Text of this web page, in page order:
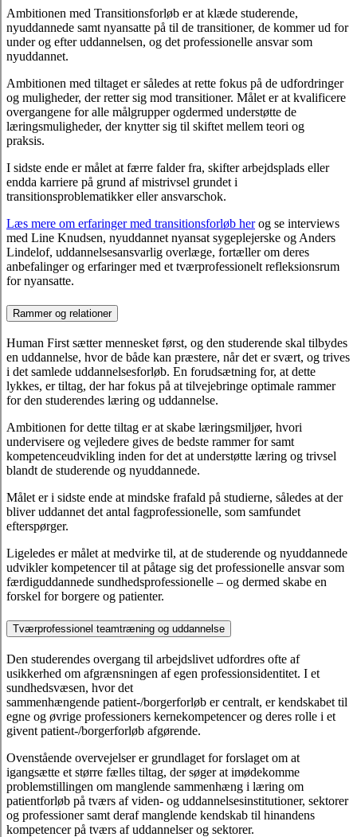
Ambitionen med Transitionsforløb er at klæde studerende,
nyuddannede samt nyansatte på til de transitioner, de kommer ud for
under og efter uddannelsen, og det professionelle ansvar som
nyuddannet.
Ambitionen med tiltaget er således at rette fokus på de udfordringer
og muligheder, der retter sig mod transitioner. Målet er at kvalificere
overgangene for alle målgrupper ogdermed understøtte de
læringsmuligheder, der knytter sig til skiftet mellem teori og
praksis.
I sidste ende er målet at færre falder fra, skifter arbejdsplads eller
endda karriere på grund af mistrivsel grundet i
transitionsproblematikker eller ansvarschok.
Læs mere om erfaringer med transitionsforløb herog se interviews
med Line Knudsen, nyuddannet nyansat sygeplejerske og Anders
Lindelof, uddannelsesansvarlig overlæge, fortæller om deres
anbefalinger og erfaringer med et tværprofessionelt refleksionsrum
for nyansatte.
Rammer og relationer
Human First sætter mennesket først, og den studerende skal tilbydes
en uddannelse, hvor de både kan præstere, når det er svært, og trives
i det samlede uddannelsesforløb. En forudsætning for, at dette
lykkes, er tiltag, der har fokus på at tilvejebringe optimale rammer
for den studerendes læring og uddannelse.
Ambitionen for dette tiltag er at skabe læringsmiljøer, hvori
undervisere og vejledere gives de bedste rammer for samt
kompetenceudvikling inden for det at understøtte læring og trivsel
blandt de studerende og nyuddannede.
Målet er i sidste ende at mindske frafald på studierne, således at der
bliver uddannet det antal fagprofessionelle, som samfundet
efterspørger.
Ligeledes er målet at medvirke til, at de studerende og nyuddannede
udvikler kompetencer til at påtage sig det professionelle ansvar som
færdiguddannede sundhedsprofessionelle – og dermed skabe en
forskel for borgere og patienter.
Tværprofessionel teamtræning og uddannelse
Den studerendes overgang til arbejdslivet udfordres ofte af
usikkerhed om afgrænsningen af egen professionsidentitet. I et
sundhedsvæsen, hvor det
sammenhængende patient-/borgerforløb er centralt, er kendskabet til
egne og øvrige professioners kernekompetencer og deres rolle i et
givent patient-/borgerforløb afgørende.
Ovenstående overvejelser er grundlaget for forslaget om at
igangsætte et større fælles tiltag, der søger at imødekomme
problemstillingen om manglende sammenhæng i læring om
patientforløb på tværs af viden- og uddannelsesinstitutioner, sektorer
og professioner samt deraf manglende kendskab til hinandens
kompetencer på tværs af uddannelser og sektorer.